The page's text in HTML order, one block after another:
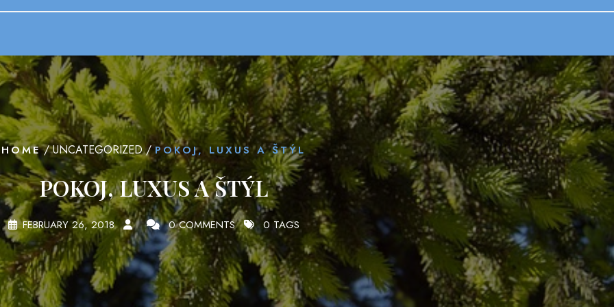
HOME/ UNCATEGORIZED /POKOJ, LUXUS A ŠTÝL
POKOJ, LUXUS A ŠTÝL
FEBRUARY 26, 2018 0 COMMENTS 0 TAGS